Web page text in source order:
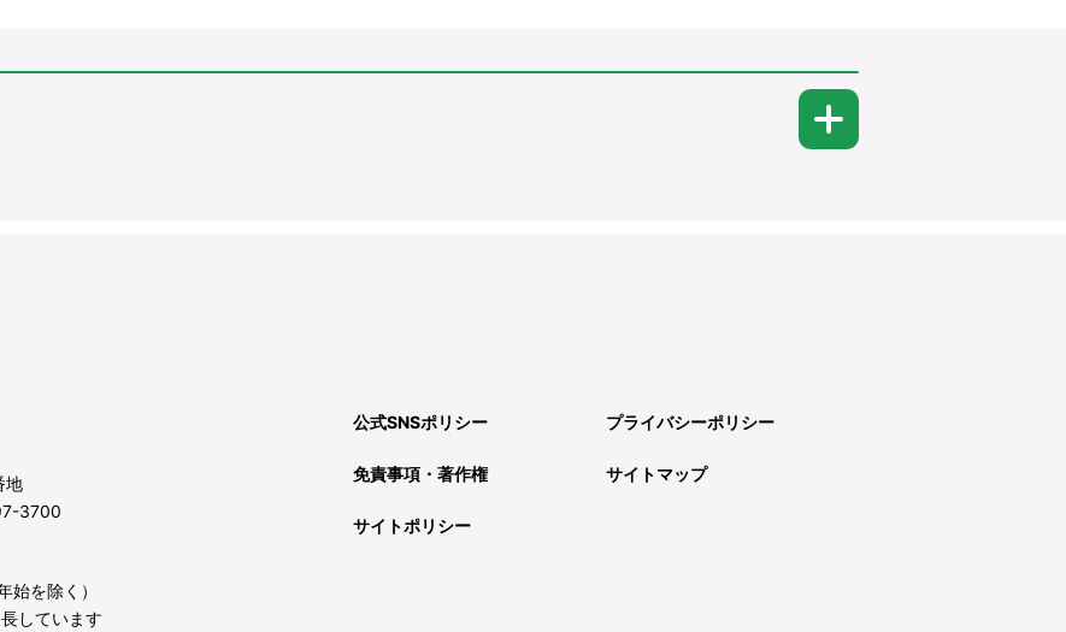
地
3700
を除く）
しています
公式SNSポリシー プライバシーポリシー
免責事項・著作権 サイトマップ
サイトポリシー